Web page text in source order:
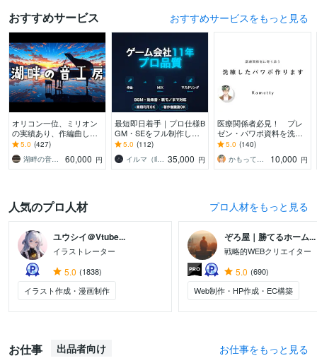
おすすめサービス おすすめサービスをもっと見る
オリコン一位、ミリオン
の実績あり、作編曲しま
す ピアノが特に得意で
す。ピアノアレンジはお
任せください。
5.0 (427)
60,000 円
最短即日着手｜プロ仕様B
GM・SEをフル制作しま
す ゲーム会社11年の実
績。高評価の丁寧な対応
で理想を形に。
5.0 (112)
35,000 円
医療関係者必見！ プレ
ゼン・パワポ資料を洗練
します 伝わるスライド
で、みんなの心を鷲掴
み！
5.0 (140)
10,000 円
人気のプロ人材 プロ人材をもっと見る
ユウシイ＠Vtube...
イラストレーター
5.0 (1838)
イラスト作成・漫画制作
ぞろ屋｜勝てるホーム...
戦略的WEBクリエイター
5.0 (690)
Web制作・HP作成・EC構築
お仕事 出品者向け お仕事をもっと見る